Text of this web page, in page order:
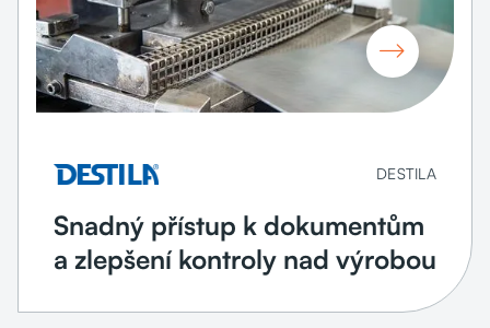

DESTILA
Snadný přístup k dokumentům
a zlepšení kontroly nad výrobou